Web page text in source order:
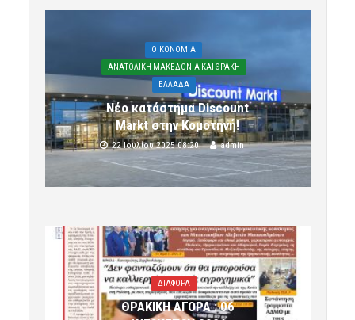
OIKONOMIA
ΑΝΑΤΟΛΙΚΗ ΜΑΚΕΔΟΝΙΑ ΚΑΙ ΘΡΑΚΗ
ΕΛΛΑΔΑ
Νέο κατάστημα Discount
Markt στην Κομοτηνή!
22 Ιουλίου 2025 08:20 admin
ΔΙΑΦΟΡΑ
ΘΡΑΚΙΚΗ ΑΓΟΡΑ : 06